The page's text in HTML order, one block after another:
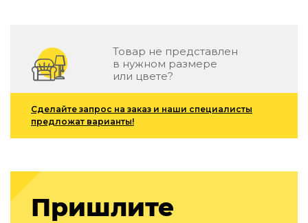
Все коллекции мебели
Подбор, производство и комплектация по вашему
Декор
По типу
Предметы интерьера
Зеркала
Вентиляторы
Ковры
Товар не представлен
в нужном размере
или цвете?
Сделайте запрос на заказ и наши специалисты
предложат варианты!
Пришлите